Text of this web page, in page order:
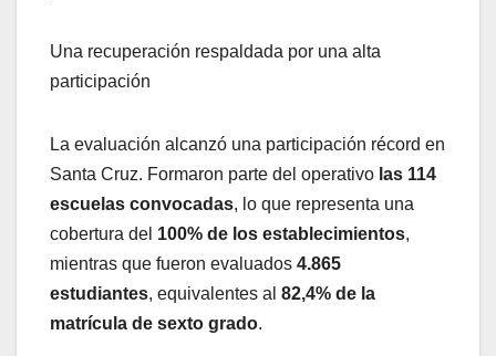
Una recuperación respaldada por una alta
participación
La evaluación alcanzó una participación récord en
Santa Cruz. Formaron parte del operativo las 114
escuelas convocadas, lo que representa una
cobertura del 100% de los establecimientos,
mientras que fueron evaluados 4.865
estudiantes, equivalentes al 82,4% de la
matrícula de sexto grado.